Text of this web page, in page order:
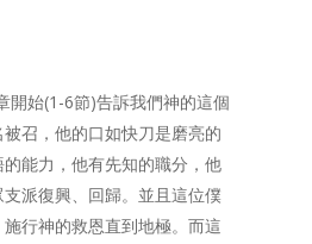
開始(1-6節)告訴我們神的這個
召，他的口如快刀是磨亮的
能力，他有先知的職分，他
派復興、回歸。並且這位僕
行神的救恩直到地極。而這